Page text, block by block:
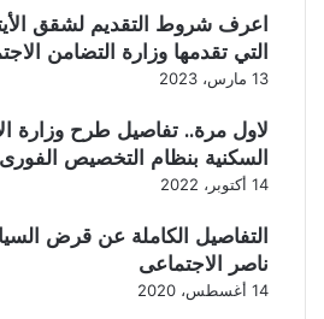
اعرف شروط التقديم لشقق
التي تقدمها وزارة التضامن
13 مارس، 2023
لاول مرة.. تفاصيل طرح وزارة
السكنية بنظام التخصيص الفورى
14 أكتوبر، 2022
التفاصيل الكاملة عن قرض
ناصر الاجتماعى
14 أغسطس، 2020